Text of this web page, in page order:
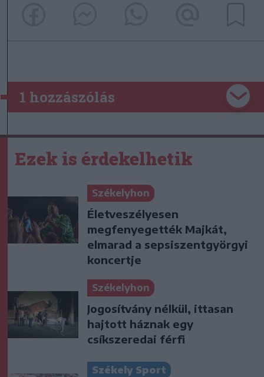
1 hozzászólás
Ezek is érdekelhetik
Székelyhon
Életveszélyesen
megfenyegették Majkát,
elmarad a sepsiszentgyörgyi
koncertje
Székelyhon
Jogosítvány nélkül, ittasan
hajtott háznak egy
csíkszeredai férfi
Székely Sport